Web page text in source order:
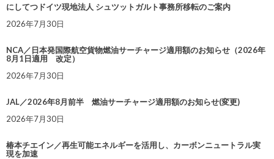
にしてつドイツ現地法人 シュツットガルト事務所移転のご案内
2026年7月30日
NCA／日本発国際航空貨物燃油サーチャージ適用額のお知らせ（2026年
8月1日適用 改定）
2026年7月30日
JAL／2026年8月前半 燃油サーチャージ適用額のお知らせ(変更)
2026年7月30日
椿本チエイン／再生可能エネルギーを活用し、カーボンニュートラル実
現を加速